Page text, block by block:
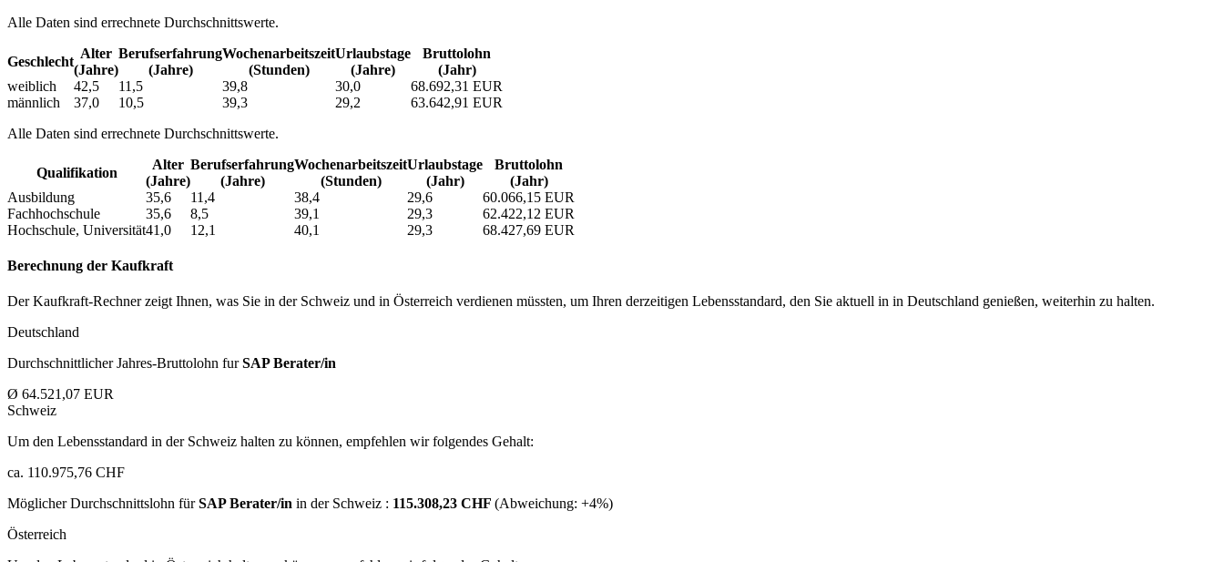
Alle Daten sind errechnete Durchschnittswerte.
Geschlecht
Alter
(Jahre)
Berufs­erfahrung
(Jahre)
Wochen­arbeitszeit
(Stunden)
Urlaubs­tage
(Jahre)
Bruttolohn
(Jahr)
weiblich
42,5 11,5 39,8 30,0
68.692,31 EUR
männlich
37,0 10,5 39,3 29,2
63.642,91 EUR
Alle Daten sind errechnete Durchschnittswerte.
Qualifikation
Alter
(Jahre)
Berufs­erfahrung
(Jahre)
Wochen­arbeitszeit
(Stunden)
Urlaubs­tage
(Jahr)
Bruttolohn
(Jahr)
Ausbildung
35,6 11,4 38,4 29,6
60.066,15 EUR
Fachhochschule
35,6 8,5 39,1 29,3
62.422,12 EUR
Hochschule, Universität41,0 12,1 40,1 29,3 68.427,69 EUR
Berechnung der Kaufkraft
Der Kaufkraft-Rechner zeigt Ihnen, was Sie in der Schweiz und in Österreich verdienen müssten, um Ihren derzeitigen Lebensstandard, den Sie aktuell in in Deutschland genießen, weiterhin zu halten.
Deutschland
Durchschnittlicher Jahres-Bruttolohn furSAP Berater/in
Ø 64.521,07 EUR
Schweiz
Um den Lebensstandard in der Schweiz halten zu können, empfehlen wir folgendes Gehalt:
ca. 110.975,76 CHF
Möglicher Durchschnittslohn fürSAP Berater/in in der Schweiz : 115.308,23 CHF (Abweichung: +4%)
Österreich